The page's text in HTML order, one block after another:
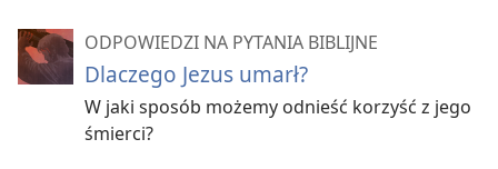
ODPOWIEDZI NA PYTANIA BIBLIJNE
Dlaczego Jezus umarł?
W jaki sposób możemy odnieść korzyść z jego
śmierci?